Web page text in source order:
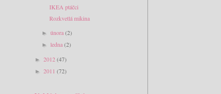
IKEA ptáčci
Rozkvetlá mikina
►února(2)
►ledna(2)
► 2012(47)
► 2011 (72)